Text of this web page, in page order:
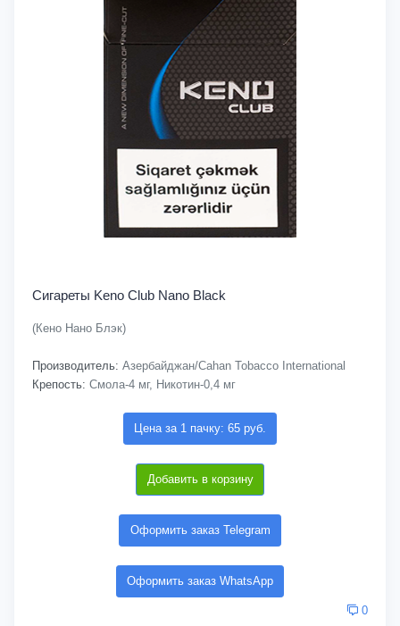
Сигареты Keno Club Nano Black
(Кено Нано Блэк)
Производитель: Азербайджан/Cahan Tobacco International
Крепость: Смола-4 мг, Никотин-0,4 мг
Цена за 1 пачку: 65 руб.
Добавить в корзину
Оформить заказ Telegram
Оформить заказ WhatsApp
0